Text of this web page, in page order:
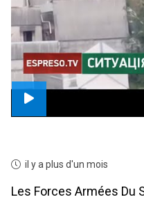
il y a plus d'un mois
Les Forces Armées Du